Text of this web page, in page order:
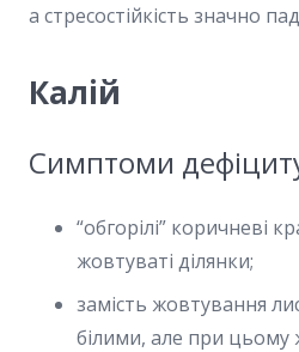
а стресостійкість значно
Калій
Симптоми
“обгорілі” коричневі
жовтуваті ділянки;
замість жовтування
білими, але при